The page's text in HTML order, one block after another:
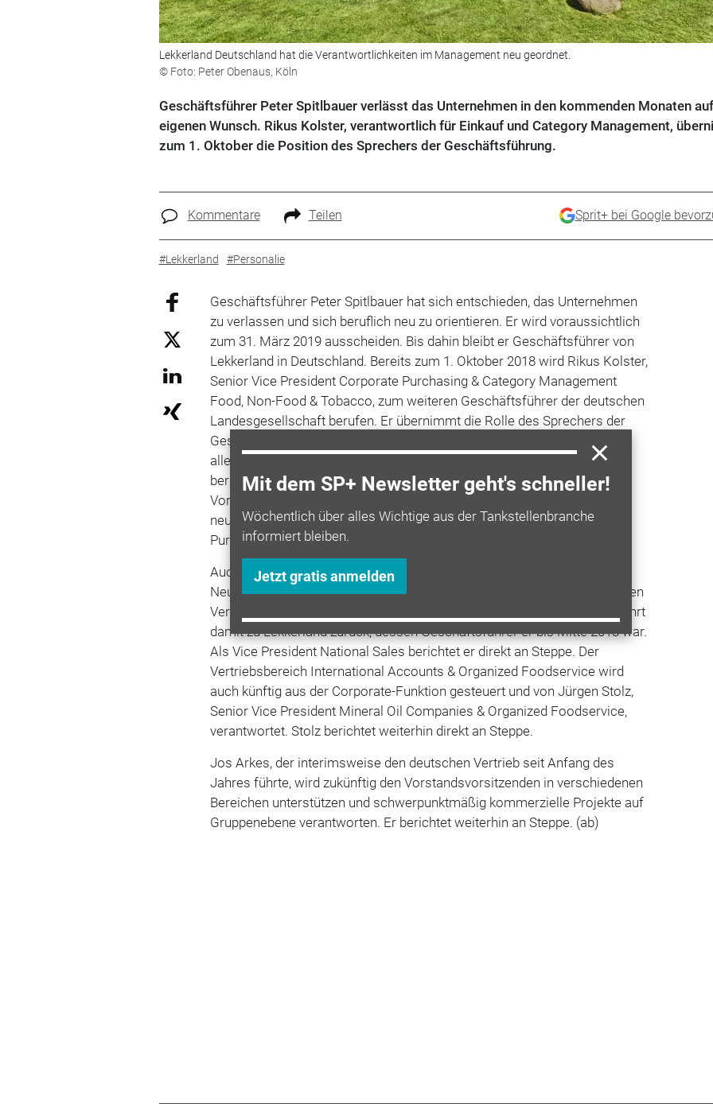
Lekkerland Deutschland hat die Verantwortlichkeiten im Management neu geordnet.
© Foto: Peter Obenaus, Köln
Geschäftsführer Peter Spitlbauer verlässt das Unternehmen in den kommenden Monaten auf
eigenen Wunsch. Rikus Kolster, verantwortlich für Einkauf und Category Management,
zum 1. Oktober die Position des Sprechers der Geschäftsführung.
Kommentare Teilen Sprit+ bei Google
#Lekkerland #Personalie
Mit dem SP+ Newsletter geht's schneller!
Wöchentlich über alles Wichtige aus der Tankstellenbranche
informiert bleiben.
Jetzt gratis anmelden
Geschäftsführer Peter Spitlbauer hat sich entschieden, das Unternehmen
zu verlassen und sich beruflich neu zu orientieren. Er wird voraussichtlich
zum 31. März 2019 ausscheiden. Bis dahin bleibt er Geschäftsführer von
Lekkerland in Deutschland. Bereits zum 1. Oktober 2018 wird Rikus Kolster,
Senior Vice President Corporate Purchasing & Category Management
Food, Non-Food & Tobacco, zum weiteren Geschäftsführer der deutschen
Landesgesellschaft berufen. Er übernimmt die Rolle des Sprechers der
Geschäftsführung. Nach dem Ausscheiden von Spitlbauer wird Kolster
alleiniger Geschäftsführer von Lekkerland in Deutschland sein und
berichtet auch in dieser Funktion direkt an Patrick Steppe,
Vorstandsvorsitzender der Lekkerland AG & Co. KG. Er bleibt in seiner
neuen Funktion weiterhin verantwortlich für den Bereich Corporate
Purchasing & Category Management Food, Non-Food & Tobacco.
Auch bei den Verantwortlichkeiten auf Vertriebsebene kommt es zu
Neuerungen: Stefan Punke leitet ab dem 1. November 2018 den deutschen
Vertrieb, der interimsweise von Jos Arkes geführt wird. Stefan Punke kehrt
damit zu Lekkerland zurück, dessen Geschäftsführer er bis Mitte 2013 war.
Als Vice President National Sales berichtet er direkt an Steppe. Der
Vertriebsbereich International Accounts & Organized Foodservice wird
auch künftig aus der Corporate-Funktion gesteuert und von Jürgen Stolz,
Senior Vice President Mineral Oil Companies & Organized Foodservice,
verantwortet. Stolz berichtet weiterhin direkt an Steppe.
Jos Arkes, der interimsweise den deutschen Vertrieb seit Anfang des
Jahres führte, wird zukünftig den Vorstandsvorsitzenden in verschiedenen
Bereichen unterstützen und schwerpunktmäßig kommerzielle Projekte auf
Gruppenebene verantworten. Er berichtet weiterhin an Steppe. (ab)